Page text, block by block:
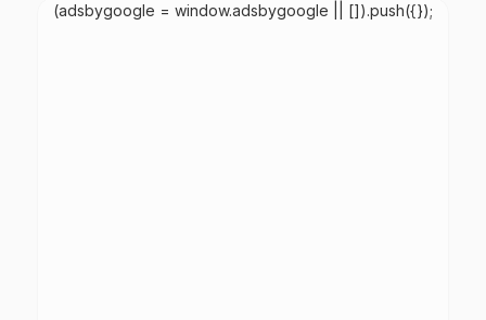
(adsbygoogle = window.adsbygoogle || []).push({});